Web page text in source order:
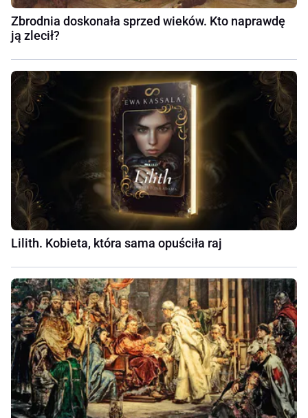
Zbrodnia doskonała sprzed wieków. Kto naprawdę
ją zlecił?
Lilith. Kobieta, która sama opuściła raj